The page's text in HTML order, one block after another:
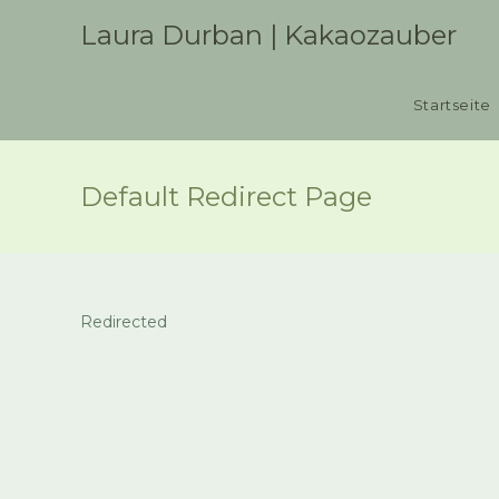
Laura Durban | Kakaozauber
Startseite
Default Redirect Page
Redirected